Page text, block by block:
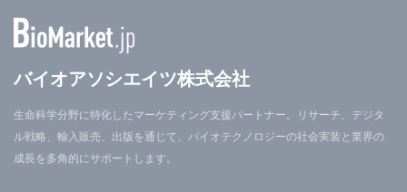
バイオアソシエイツ株式会社
生命科学分野に特化したマーケティング支援パートナー。リサーチ、デジタ
ル戦略、輸入販売、出版を通じて、バイオテクノロジーの社会実装と業界の
成長を多角的にサポートします。